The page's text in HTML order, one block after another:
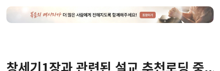
창세기1장과 관련된 설교 추천로딩 중...